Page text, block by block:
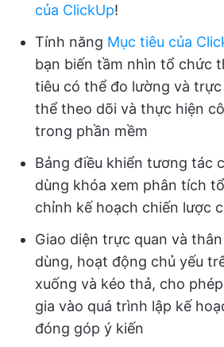
của ClickUp!
Tính năng Mục tiêu của
bạn biến tầm nhìn tổ chức
tiêu có thể đo lường và
thể theo dõi và thực hiện
trong phần mềm
Bảng điều khiển tương tác
dùng khóa xem phân tích
chỉnh kế hoạch chiến lược
Giao diện trực quan và
dùng, hoạt động chủ yếu
xuống và kéo thả, cho
gia vào quá trình lập kế
đóng góp ý kiến